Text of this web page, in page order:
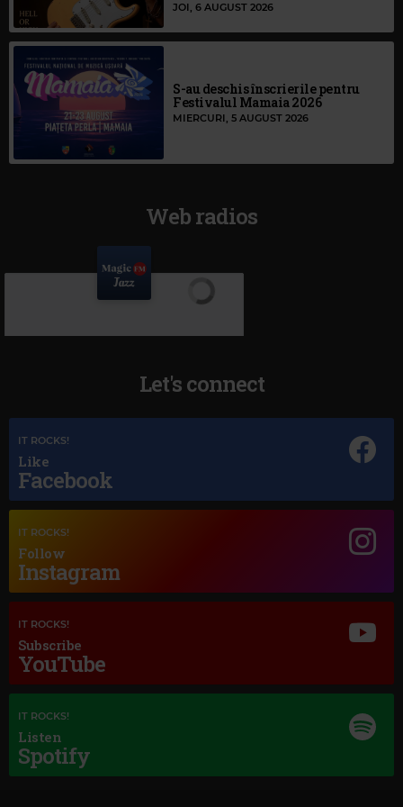
JOI, 6 AUGUST 2026
S-au deschis înscrierile pentru
Festivalul Mamaia 2026
MIERCURI, 5 AUGUST 2026
Web radios
THE DAVE BRUBECK QUARTET
Let's connect
IT ROCKS!
Like
Facebook
IT ROCKS!
Follow
Instagram
IT ROCKS!
Subscribe
YouTube
IT ROCKS!
Listen
Spotify